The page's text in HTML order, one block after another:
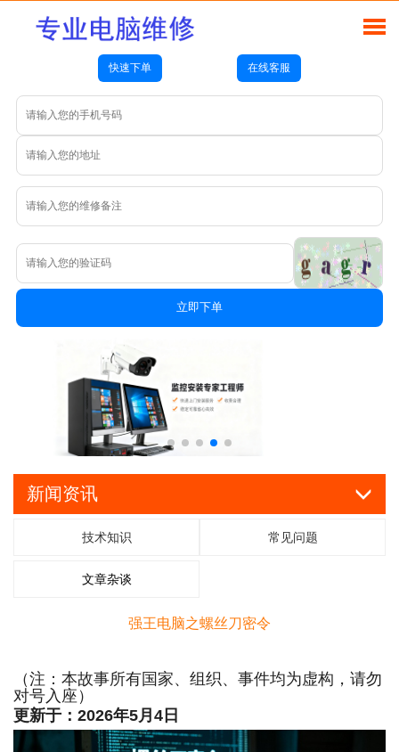
快速下单 在线客服
立即下单
新闻资讯
技术知识 常见问题
文章杂谈
强王电脑之螺丝刀密令
（注：本故事所有国家、组织、事件均为虚构，请勿
对号入座）
更新于：2026年5月4日